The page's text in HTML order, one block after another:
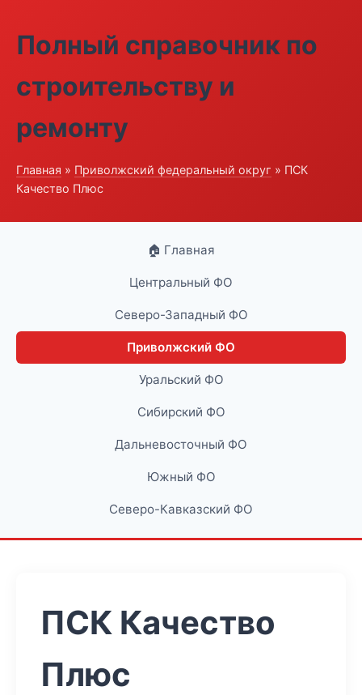
Полный справочник по
строительству и
ремонту
Главная » Приволжский федеральный округ » ПСК
Качество Плюс
🏠 Главная
Центральный ФО
Северо-Западный ФО
Приволжский ФО
Уральский ФО
Сибирский ФО
Дальневосточный ФО
Южный ФО
Северо-Кавказский ФО
ПСК Качество
Плюс